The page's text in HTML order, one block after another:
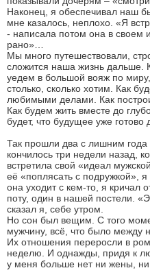
Наконец, я обеспечивал наш
мне казалось, неплохо. «Я
- написала потом она в своем
рано»…
Мы много путешествовали,
сложится наша жизнь дальше.
уедем в большой вояж по
столько, сколько хотим. Как
любимыми делами. Как
Как будем жить вместе до
будет, что будущее уже готово
Так прошли два с лишним года
кончилось три недели назад,
встретила свой «идеал
её «поплясать с подружкой»,
она уходит с кем-то, я кричал
поту, один в нашей постели.
сказал я, себе утром.
Но сон был вещим. С того
мужчину, всё, что было между
Их отношения переросли в
неделю. И однажды, придя к
у меня больше нет ни жены, ни